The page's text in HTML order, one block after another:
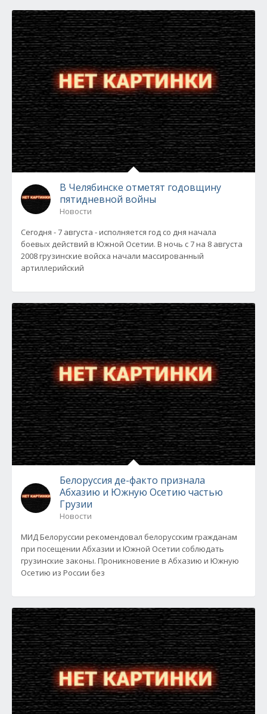
В Челябинске отметят годовщину
пятидневной войны
Новости
Сегодня - 7 августа - исполняется год со дня начала
боевых действий в Южной Осетии. В ночь с 7 на 8 августа
2008 грузинские войска начали массированный
артиллерийский
Белоруссия де-факто признала
Абхазию и Южную Осетию частью
Грузии
Новости
МИД Белоруссии рекомендовал белорусским гражданам
при посещении Абхазии и Южной Осетии соблюдать
грузинские законы. Проникновение в Абхазию и Южную
Осетию из России без